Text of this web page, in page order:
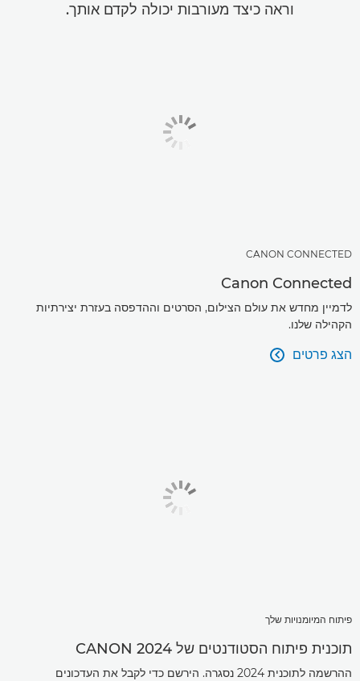
וראה כיצד מעורבות יכולה לקדם אותך.
CANON CONNECTED
Canon Connected
לדמיין מחדש את עולם הצילום, הסרטים וההדפסה בעזרת יצירתיות
הקהילה שלנו.
הצג פרטים 
פיתוח המיומנויות שלך
תוכנית פיתוח הסטודנטים של CANON 2024
ההרשמה לתוכנית 2024 נסגרה. הירשם כדי לקבל את העדכונים